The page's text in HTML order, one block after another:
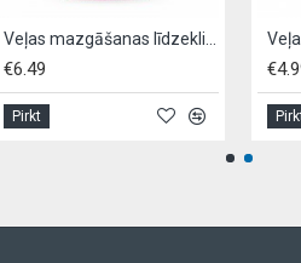
Veļas mazgāšanas līdzeklis, THE PINK STUFF NON BIO- 960ml